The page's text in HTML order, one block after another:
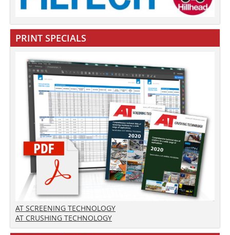
PRINT SPECIALS
AT SCREENING TECHNOLOGY
AT CRUSHING TECHNOLOGY